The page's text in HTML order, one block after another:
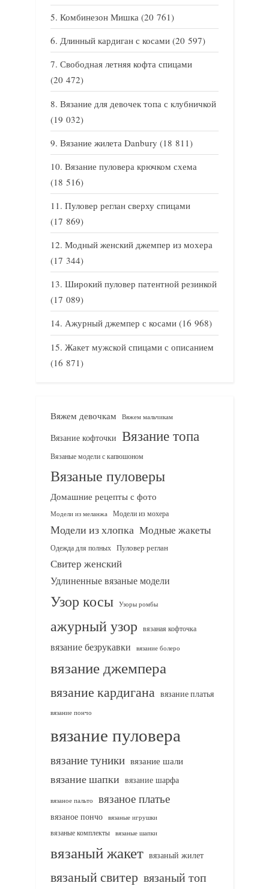
Комбинезон Мишка (20 761)
Длинный кардиган с косами (20 597)
Свободная летняя кофта спицами
(20 472)
Вязание для девочек топа с клубничкой
(19 032)
Вязание жилета Danbury (18 811)
Вязание пуловера крючком схема
(18 516)
Пуловер реглан сверху спицами
(17 869)
Модный женский джемпер из мохера
(17 344)
Широкий пуловер патентной резинкой
(17 089)
Ажурный джемпер с косами (16 968)
Жакет мужской спицами с описанием
(16 871)
Вяжем девочкам Вяжем мальчикам
Вязание кофточки Вязание топа
Вязаные модели с капюшоном
Вязаные пуловеры
Домашние рецепты с фото
Модели из меланжа Модели из мохера
Модели из хлопка Модные жакеты
Одежда для полных Пуловер реглан
Свитер женский
Удлиненные вязаные модели
Узор косы Узоры ромбы
ажурный узор вязаная кофточка
вязание безрукавки вязание болеро
вязание джемпера
вязание кардигана вязание платья
вязание пончо
вязание пуловера
вязание туники вязание шали
вязание шапки вязание шарфа
вязаное пальто вязаное платье
вязаное пончо вязаные игрушки
вязаные комплекты
вязаные шапки
вязаный жакет вязаный жилет
вязаный свитер вязаный топ